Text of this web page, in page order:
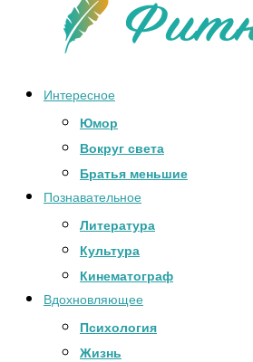
Интересное
Юмор
Вокруг света
Братья меньшие
Познавательное
Литература
Культура
Кинематограф
Вдохновляющее
Психология
Жизнь